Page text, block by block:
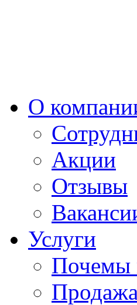
О
Акции
Отзывы
Услуги
Почемы